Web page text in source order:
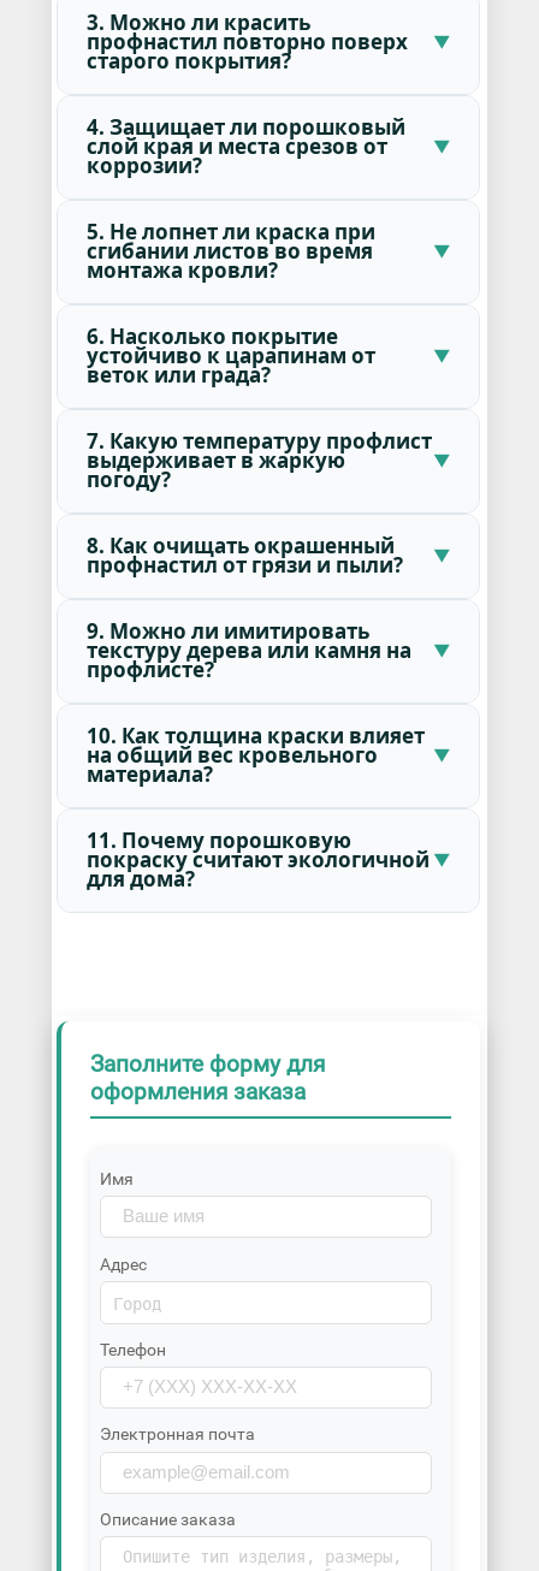
3. Можно ли красить
профнастил повторно поверх
старого покрытия?
4. Защищает ли порошковый
слой края и места срезов от
коррозии?
5. Не лопнет ли краска при
сгибании листов во время
монтажа кровли?
6. Насколько покрытие
устойчиво к царапинам от
веток или града?
7. Какую температуру профлист
выдерживает в жаркую
погоду?
8. Как очищать окрашенный
профнастил от грязи и пыли?
9. Можно ли имитировать
текстуру дерева или камня на
профлисте?
10. Как толщина краски влияет
на общий вес кровельного
материала?
11. Почему порошковую
покраску считают экологичной
для дома?
Заполните форму для
оформления заказа
Имя
Адрес
Телефон
Электронная почта
Описание заказа